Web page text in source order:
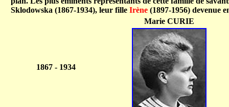
Sklodowska (1867-1934), leur fille Irène (1897-1956) devenue
Marie CURIE
1867 - 1934